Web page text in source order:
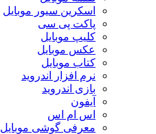
اسکرین سیور موبایل
پاکت پی سی
کلیپ موبایل
عکس موبایل
کتاب موبایل
نرم افزار اندروید
بازی اندروید
آیفون
اس ام اس
معرفی گوشی موبایل